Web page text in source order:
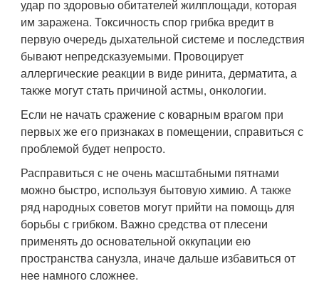
удар по здоровью обитателей жилплощади, которая
им заражена. Токсичность спор грибка вредит в
первую очередь дыхательной системе и последствия
бывают непредсказуемыми. Провоцирует
аллергические реакции в виде ринита, дерматита, а
также могут стать причиной астмы, онкологии.
Если не начать сражение с коварным врагом при
первых же его признаках в помещении, справиться с
проблемой будет непросто.
Расправиться с не очень масштабными пятнами
можно быстро, используя бытовую химию. А также
ряд народных советов могут прийти на помощь для
борьбы с грибком. Важно средства от плесени
применять до основательной оккупации ею
пространства санузла, иначе дальше избавиться от
нее намного сложнее.